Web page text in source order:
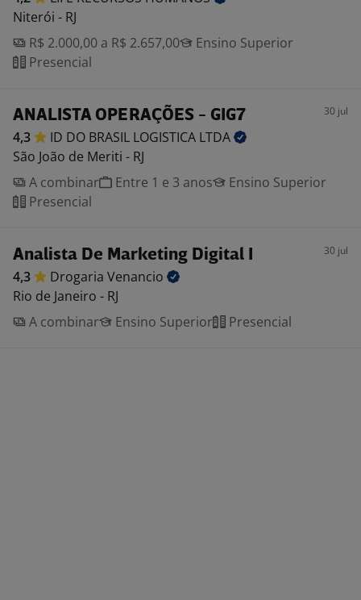
Niterói - RJ
R$ 2.000,00 a R$ 2.657,00
Ensino Superior
Presencial
ANALISTA OPERAÇÕES - GIG7 30 jul
4,3 ID DO BRASIL LOGISTICA LTDA
São João de Meriti - RJ
A combinar
Entre 1 e 3 anos
Ensino Superior
Presencial
Analista De Marketing Digital I 30 jul
4,3 Drogaria Venancio
Rio de Janeiro - RJ
A combinar
Ensino Superior Presencial